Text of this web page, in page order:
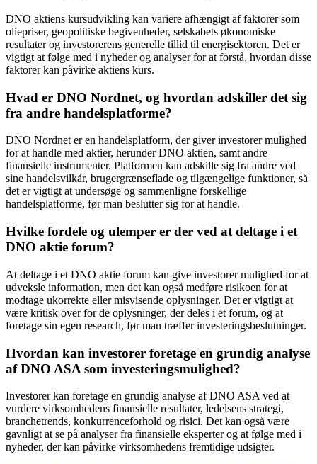
DNO aktiens kursudvikling kan variere afhængigt af faktorer som
oliepriser, geopolitiske begivenheder, selskabets økonomiske
resultater og investorerens generelle tillid til energisektoren. Det er
vigtigt at følge med i nyheder og analyser for at forstå, hvordan disse
faktorer kan påvirke aktiens kurs.
Hvad er DNO Nordnet, og hvordan adskiller det sig
fra andre handelsplatforme?
DNO Nordnet er en handelsplatform, der giver investorer mulighed
for at handle med aktier, herunder DNO aktien, samt andre
finansielle instrumenter. Platformen kan adskille sig fra andre ved
sine handelsvilkår, brugergrænseflade og tilgængelige funktioner, så
det er vigtigt at undersøge og sammenligne forskellige
handelsplatforme, før man beslutter sig for at handle.
Hvilke fordele og ulemper er der ved at deltage i et
DNO aktie forum?
At deltage i et DNO aktie forum kan give investorer mulighed for at
udveksle information, men det kan også medføre risikoen for at
modtage ukorrekte eller misvisende oplysninger. Det er vigtigt at
være kritisk over for de oplysninger, der deles i et forum, og at
foretage sin egen research, før man træffer investeringsbeslutninger.
Hvordan kan investorer foretage en grundig analyse
af DNO ASA som investeringsmulighed?
Investorer kan foretage en grundig analyse af DNO ASA ved at
vurdere virksomhedens finansielle resultater, ledelsens strategi,
branchetrends, konkurrenceforhold og risici. Det kan også være
gavnligt at se på analyser fra finansielle eksperter og at følge med i
nyheder, der kan påvirke virksomhedens fremtidige udsigter.